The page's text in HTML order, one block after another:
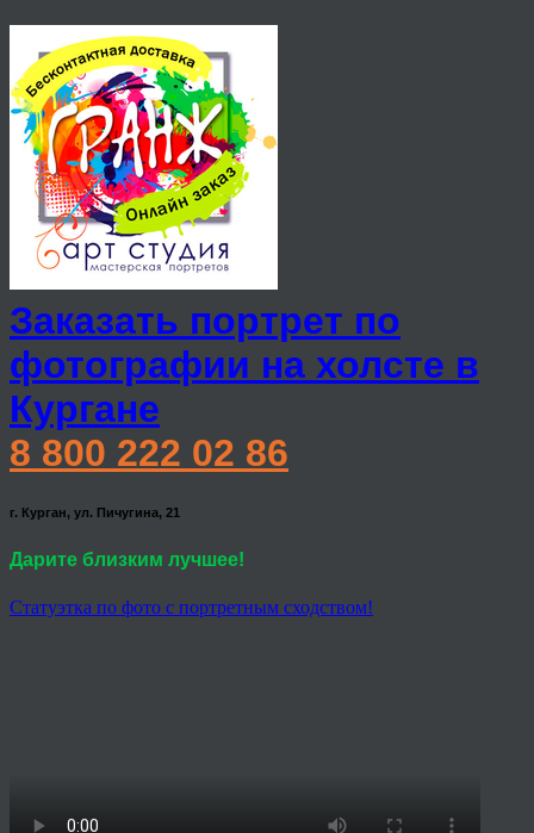
Заказать портрет по
фотографии на холсте в
Кургане
8 800 222 02 86
г. Курган, ул. Пичугина, 21
Дарите близким лучшее!
Статуэтка по фото с портретным сходством!